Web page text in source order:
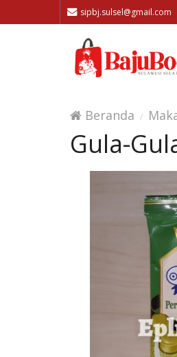
sipbj.sulsel@gmail.com
Beranda
Gula-